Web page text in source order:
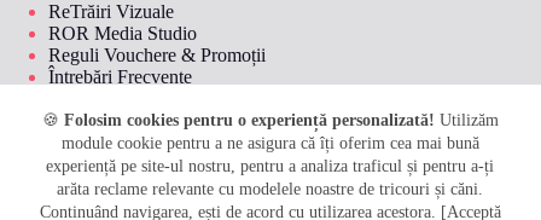
🍪 Folosim cookies pentru o experiență personalizată! Utilizăm
module cookie pentru a ne asigura că îți oferim cea mai bună
experiență pe site-ul nostru, pentru a analiza traficul și pentru a-ți
arăta reclame relevante cu modelele noastre de tricouri și căni.
Continuând navigarea, ești de acord cu utilizarea acestora. [Acceptă
ReTrăiri Vizuale
ROR Media Studio
Reguli Vouchere & Promoții
Întrebări Frecvente
Metode de plată
© 2026Perfect Kids by Roro. Toate drepturile rezervate.